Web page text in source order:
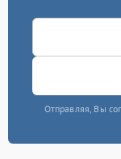
Отправляя, Вы